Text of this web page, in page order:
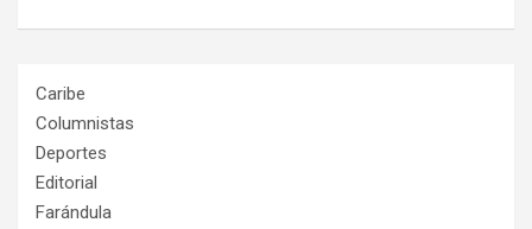
Caribe
Columnistas
Deportes
Editorial
Farándula